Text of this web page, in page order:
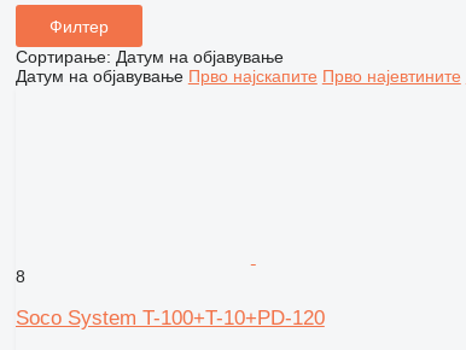
Филтер
Сортирање: Датум на објавување
Датум на објавување Прво најскапите Прво најевтините
8
Soco System T-100+T-10+PD-120